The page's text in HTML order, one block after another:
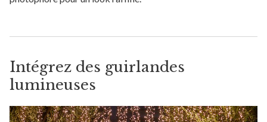
Intégrez des guirlandes
lumineuses